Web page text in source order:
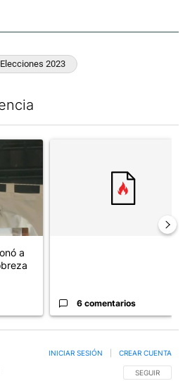
Elecciones 2023
con el título "García Cuerva
a
6 comentarios
SIGA ESTA
SEGUIR
INICIAR SESIÓN CREAR CUENTA